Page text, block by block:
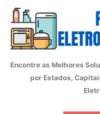
conteúdo
Encontre as Melhores
por Estados,